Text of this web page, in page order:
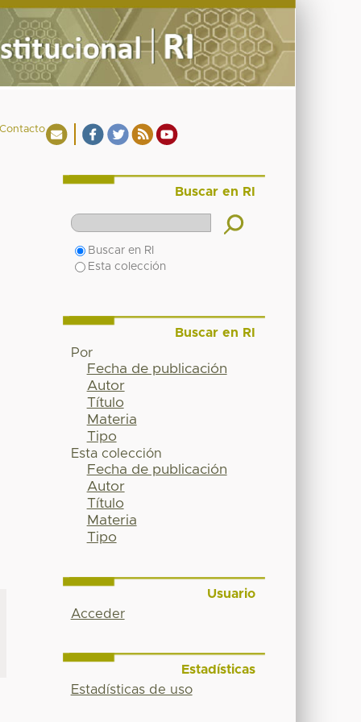
Contacto
Buscar en RI
Buscar en RI
Esta colección
Buscar en RI
Por
Fecha de publicación
Autor
Título
Materia
Tipo
Esta colección
Fecha de publicación
Autor
Título
Materia
Tipo
Usuario
Acceder
Estadísticas
Estadísticas de uso